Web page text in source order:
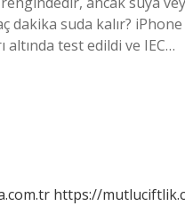
dakika suda kalır? iPhone
test edildi ve IEC…
https://